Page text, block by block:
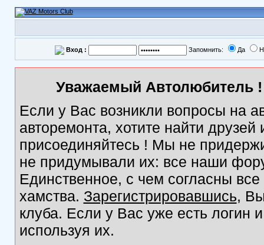
Вход : Запомнить: Да
Уважаемый Автолюбитель
Если у Вас возникли вопросы на
авторемонта, хотите найти
присоединяйтесь ! Мы не
не придумывали их: все наши
Единственное, с чем согласны
хамства. Зарегистрировавшись,
клуба. Если у Вас уже есть логин
используя их.